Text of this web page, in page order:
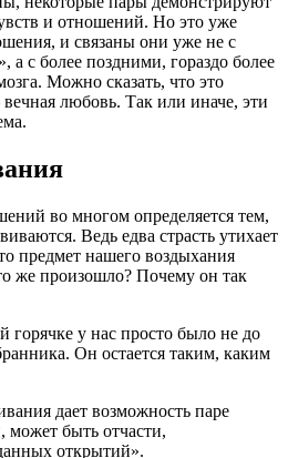
и отношений. Но это уже
и связаны они уже не с
с более поздними, гораздо более
Можно сказать, что это
любовь. Так или иначе, эти
во многом определяется тем,
Ведь едва страсть утихает
предмет нашего воздыхания
же произошло? Почему он так
горячке у нас просто было не до
Он остается таким, каким
дает возможность паре
может быть отчасти,
открытий».